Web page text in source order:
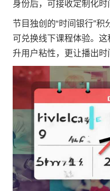
身份后，可接收定制化时
节目独创的“时间银行”
可兑换线下课程体验。这
升用户粘性，更让播出时